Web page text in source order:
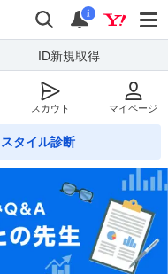
タログ
検索
通知
i
ID新規取得
スカウト マイページ
タイル診断